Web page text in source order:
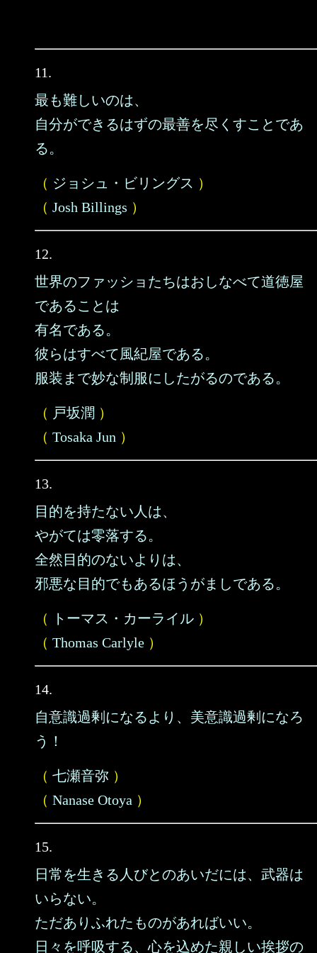
11.
最も難しいのは、
自分ができるはずの最善を尽くすことであ
る。
（ ジョシュ・ビリングス ）
（ Josh Billings ）
12.
世界のファッショたちはおしなべて道徳屋
であることは
有名である。
彼らはすべて風紀屋である。
服装まで妙な制服にしたがるのである。
（ 戸坂潤 ）
（ Tosaka Jun ）
13.
目的を持たない人は、
やがては零落する。
全然目的のないよりは、
邪悪な目的でもあるほうがましである。
（ トーマス・カーライル ）
（ Thomas Carlyle ）
14.
自意識過剰になるより、美意識過剰になろ
う！
（ 七瀬音弥 ）
（ Nanase Otoya ）
15.
日常を生きる人びとのあいだには、武器は
いらない。
ただありふれたものがあればいい。
日々を呼吸する、心を込めた親しい挨拶の